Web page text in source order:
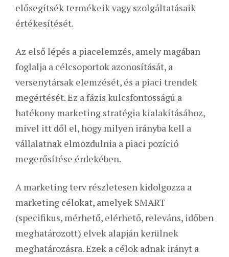
elősegítsék termékeik vagy szolgáltatásaik
értékesítését.
Az első lépés a piacelemzés, amely magában
foglalja a célcsoportok azonosítását, a
versenytársak elemzését, és a piaci trendek
megértését. Ez a fázis kulcsfontosságú a
hatékony marketing stratégia kialakításához,
mivel itt dől el, hogy milyen irányba kell a
vállalatnak elmozdulnia a piaci pozíció
megerősítése érdekében.
A marketing terv részletesen kidolgozza a
marketing célokat, amelyek SMART
(specifikus, mérhető, elérhető, releváns, időben
meghatározott) elvek alapján kerülnek
meghatározásra. Ezek a célok adnak irányt a